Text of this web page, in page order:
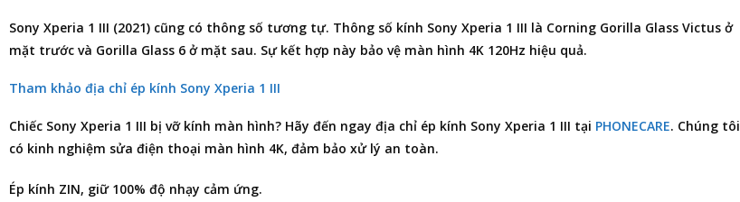
Sony Xperia 1 III (2021) cũng có thông số tương tự. Thông số kính Sony Xperia 1 III là Corning Gorilla Glass Victus ở
mặt trước và Gorilla Glass 6 ở mặt sau. Sự kết hợp này bảo vệ màn hình 4K 120Hz hiệu quả.
Tham khảo địa chỉ ép kính Sony Xperia 1 III
Chiếc Sony Xperia 1 III bị vỡ kính màn hình? Hãy đến ngay địa chỉ ép kính Sony Xperia 1 III tại PHONECARE. Chúng tôi
có kinh nghiệm sửa điện thoại màn hình 4K, đảm bảo xử lý an toàn.
Ép kính ZIN, giữ 100% độ nhạy cảm ứng.